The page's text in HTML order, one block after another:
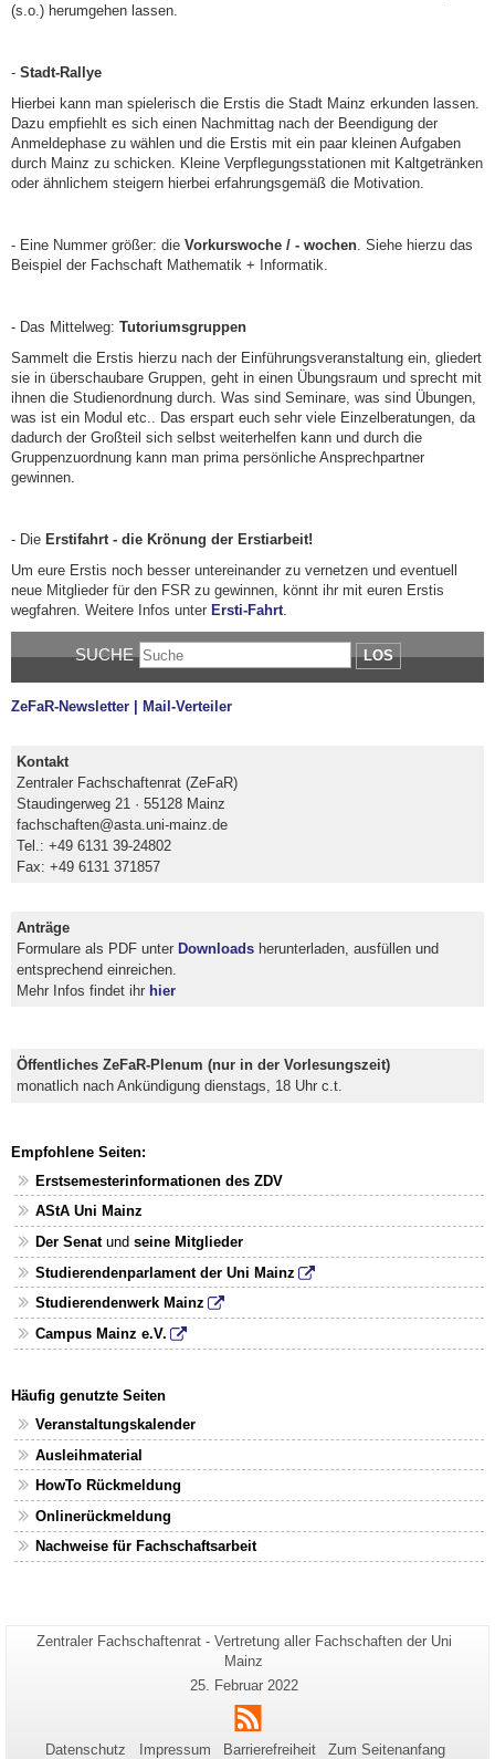
(s.o.) herumgehen lassen.
- Stadt-Rallye
Hierbei kann man spielerisch die Erstis die Stadt Mainz erkunden lassen.
Dazu empfiehlt es sich einen Nachmittag nach der Beendigung der
Anmeldephase zu wählen und die Erstis mit ein paar kleinen Aufgaben
durch Mainz zu schicken. Kleine Verpflegungsstationen mit Kaltgetränken
oder ähnlichem steigern hierbei erfahrungsgemäß die Motivation.
- Eine Nummer größer: die Vorkurswoche / - wochen . Siehe hierzu das
Beispiel der Fachschaft Mathematik + Informatik.
- Das Mittelweg: Tutoriumsgruppen
Sammelt die Erstis hierzu nach der Einführungsveranstaltung ein, gliedert
sie in überschaubare Gruppen, geht in einen Übungsraum und sprecht mit
ihnen die Studienordnung durch. Was sind Seminare, was sind Übungen,
was ist ein Modul etc.. Das erspart euch sehr viele Einzelberatungen, da
dadurch der Großteil sich selbst weiterhelfen kann und durch die
Gruppenzuordnung kann man prima persönliche Ansprechpartner
gewinnen.
- Die Erstifahrt - die Krönung der Erstiarbeit!
Um eure Erstis noch besser untereinander zu vernetzen und eventuell
neue Mitglieder für den FSR zu gewinnen, könnt ihr mit euren Erstis
wegfahren. Weitere Infos unter Ersti-Fahrt
SUCHE LOS
ZeFaR-Newsletter | Mail-Verteiler
Kontakt
Zentraler Fachschaftenrat (ZeFaR)
Staudingerweg 21 · 55128 Mainz
fachschaften@asta.uni-mainz.de
Tel.: +49 6131 39-24802
Fax: +49 6131 371857
Anträge
Formulare als PDF unter Downloads herunterladen, ausfüllen und
entsprechend einreichen.
Mehr Infos findet ihr hier
Öffentliches ZeFaR-Plenum (nur in der Vorlesungszeit)
monatlich nach Ankündigung dienstags, 18 Uhr c.t.
Empfohlene Seiten:
Erstsemesterinformationen des ZDV
AStA Uni Mainz
Der Senatund seine Mitglieder
Studierendenparlament der Uni Mainz
Studierendenwerk Mainz
Campus Mainz e.V.
Häufig genutzte Seiten
Veranstaltungskalender
Ausleihmaterial
HowTo Rückmeldung
Onlinerückmeldung
Nachweise für Fachschaftsarbeit
Zusätzliche
Informationen
zu
dieser
Seite
Seiten-
Zentraler Fachschaftenrat - Vertretung aller Fachschaften der Uni
Mainz
Letzte
Aktualisierung:
25. Februar 2022
RSS
Datenschutz Impressum Barrierefreiheit Zum Seitenanfang